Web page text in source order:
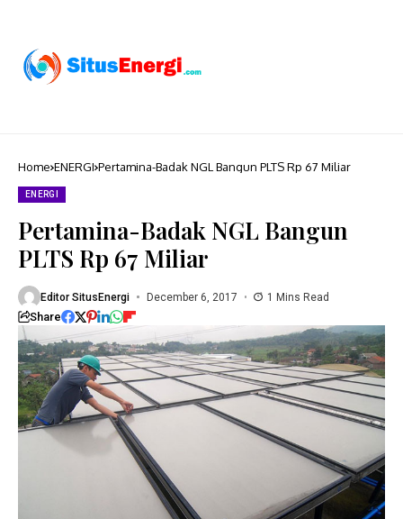
Home ENERGI Pertamina-Badak NGL Bangun PLTS Rp 67 Miliar
ENERGI
Pertamina-Badak NGL Bangun
PLTS Rp 67 Miliar
Editor SitusEnergi December 6, 2017 1 Mins Read
Share